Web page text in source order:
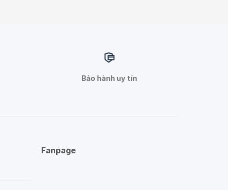
Bảo hành uy tín
Fanpage